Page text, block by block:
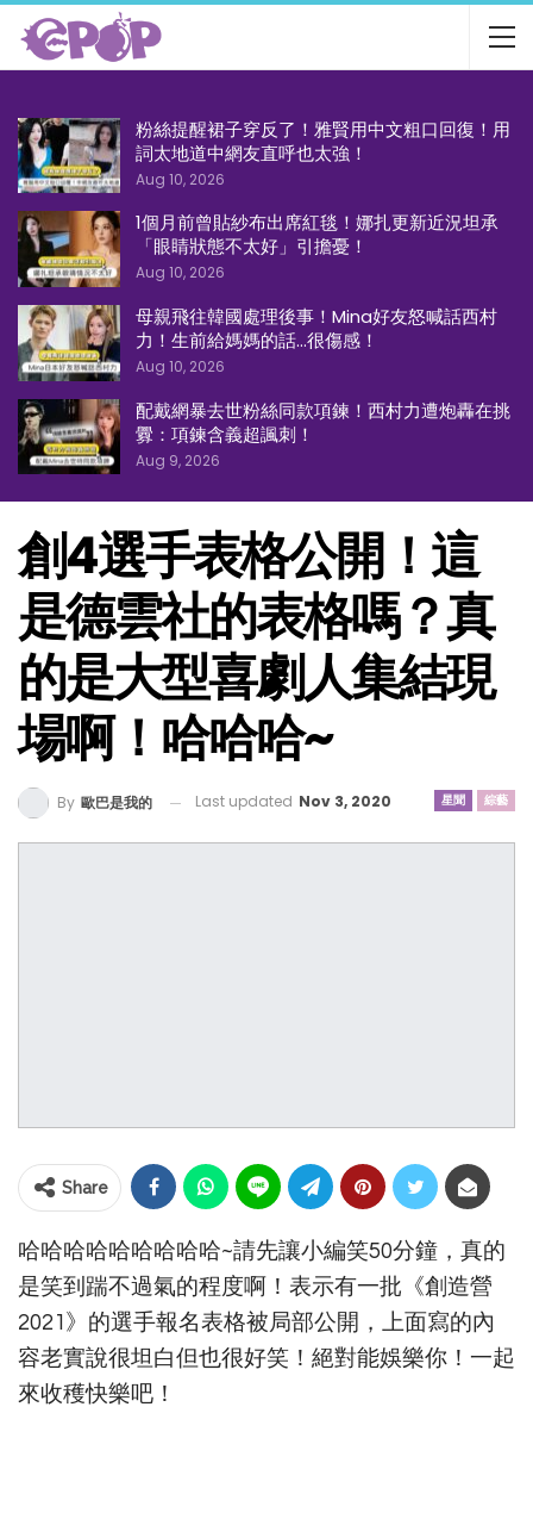
粉絲提醒裙子穿反了！雅賢用中文粗口回復！用
詞太地道中網友直呼也太強！
Aug 10, 2026
1個月前曾貼紗布出席紅毯！娜扎更新近況坦承
「眼睛狀態不太好」引擔憂！
Aug 10, 2026
母親飛往韓國處理後事！Mina好友怒喊話西村
力！生前給媽媽的話…很傷感！
Aug 10, 2026
配戴網暴去世粉絲同款項鍊！西村力遭炮轟在挑
釁：項鍊含義超諷刺！
Aug 9, 2026
創4選手表格公開！這
是德雲社的表格嗎？真
的是大型喜劇人集結現
場啊！哈哈哈~
星聞 綜藝
By 歐巴是我的 Last updated Nov 3, 2020
Share
哈哈哈哈哈哈哈哈哈~請先讓小編笑50分鐘，真的
是笑到踹不過氣的程度啊！表示有一批《創造營
2021》的選手報名表格被局部公開，上面寫的內
容老實說很坦白但也很好笑！絕對能娛樂你！一起
來收穫快樂吧！